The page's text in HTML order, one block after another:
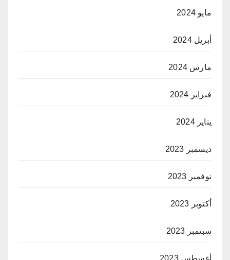
مايو 2024
أبريل 2024
مارس 2024
فبراير 2024
يناير 2024
ديسمبر 2023
نوفمبر 2023
أكتوبر 2023
سبتمبر 2023
أغسطس 2023